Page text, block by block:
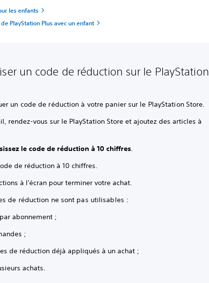
les enfants
PlayStation Plus avec un enfant
un code de réduction sur le PlayStation
un code de réduction à votre panier sur le PlayStation Store.
rendez-vous sur le PlayStation Store et ajoutez des articles à
le code de réduction à 10 chiffres.
de réduction à 10 chiffres.
à l'écran pour terminer votre achat.
de réduction ne sont pas utilisables :
abonnement ;
;
de réduction déjà appliqués à un achat ;
achats.